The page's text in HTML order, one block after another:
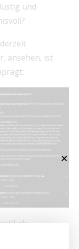
und
ansehen, ist
als